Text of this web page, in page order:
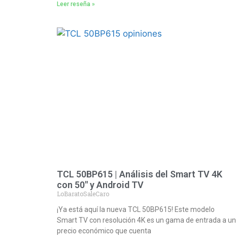
Leer reseña »
TCL 50BP615 | Análisis del Smart TV 4K
con 50″ y Android TV
LoBaratoSaleCaro
¡Ya está aquí la nueva TCL 50BP615! Este modelo
Smart TV con resolución 4K es un gama de entrada a un
precio económico que cuenta